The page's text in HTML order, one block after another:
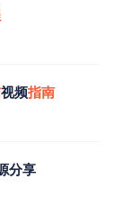
视频指南
分享